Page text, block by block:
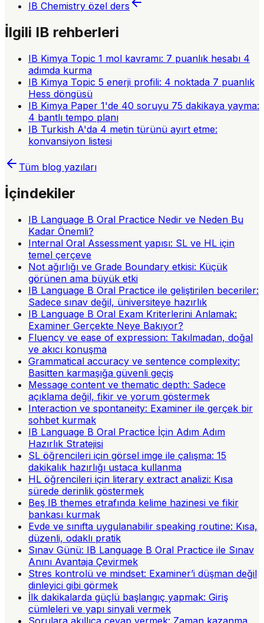
IB Chemistry özel ders
İlgili IB rehberleri
IB Kimya Topic 1 mol kavramı: 7 puanlık hesabı 4
adımda kurma
IB Kimya Topic 5 enerji profili: 4 noktada 7 puanlık
Hess döngüsü
IB Kimya Paper 1'de 40 soruyu 75 dakikaya yayma:
4 bantlı tempo planı
IB Turkish A'da 4 metin türünü ayırt etme:
konvansiyon listesi
Tüm blog yazıları
İçindekiler
IB Language B Oral Practice Nedir ve Neden Bu
Kadar Önemli?
Internal Oral Assessment yapısı: SL ve HL için
temel çerçeve
Not ağırlığı ve Grade Boundary etkisi: Küçük
görünen ama büyük etki
IB Language B Oral Practice ile geliştirilen beceriler:
Sadece sınav değil, üniversiteye hazırlık
IB Language B Oral Exam Kriterlerini Anlamak:
Examiner Gerçekte Neye Bakıyor?
Fluency ve ease of expression: Takılmadan, doğal
ve akıcı konuşma
Grammatical accuracy ve sentence complexity:
Basitten karmaşığa güvenli geçiş
Message content ve thematic depth: Sadece
açıklama değil, fikir ve yorum göstermek
Interaction ve spontaneity: Examiner ile gerçek bir
sohbet kurmak
IB Language B Oral Practice İçin Adım Adım
Hazırlık Stratejisi
SL öğrencileri için görsel imge ile çalışma: 15
dakikalık hazırlığı ustaca kullanma
HL öğrencileri için literary extract analizi: Kısa
sürede derinlik göstermek
Beş IB themes etrafında kelime hazinesi ve fikir
bankası kurmak
Evde ve sınıfta uygulanabilir speaking routine: Kısa,
düzenli, odaklı pratik
Sınav Günü: IB Language B Oral Practice ile Sınav
Anını Avantaja Çevirmek
Stres kontrolü ve mindset: Examiner’i düşman değil
dinleyici gibi görmek
İlk dakikalarda güçlü başlangıç yapmak: Giriş
cümleleri ve yapı sinyali vermek
Sorulara akıllıca cevap vermek: Zaman kazanma